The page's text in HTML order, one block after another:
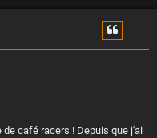
café racers ! Depuis que j'ai